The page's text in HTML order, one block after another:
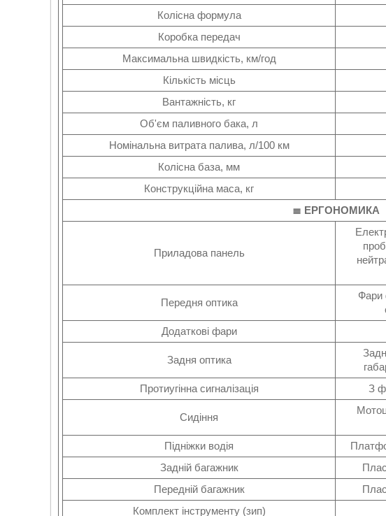
Колісна формула
Коробка передач
Максимальна швидкість, км/год
Кількість місць
Вантажність, кг
Об'єм паливного бака, л
Номінальна витрата палива, л/100 км
Колісна база, мм
Конструкційна маса, кг
≣ ЕРГОНОМИКА
Приладова панель
Передня оптика
Фари
Додаткові фари
Задня оптика
Протиугінна сигналізація
З
Сидіння
Підніжки водія
Задній багажник
Передній багажник
Комплект інструменту (зип)